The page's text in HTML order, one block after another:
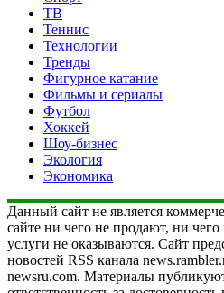
ТВ
Теннис
Технологии
Тренды
Фигурное катание
Фильмы и сериалы
Футбол
Хоккей
Шоу-бизнес
Экология
Экономика
Данный сайт не является
сайте ни чего не продают, ни
услуги не оказываются. Сайт
новостей RSS канала
newsru.com. Материалы